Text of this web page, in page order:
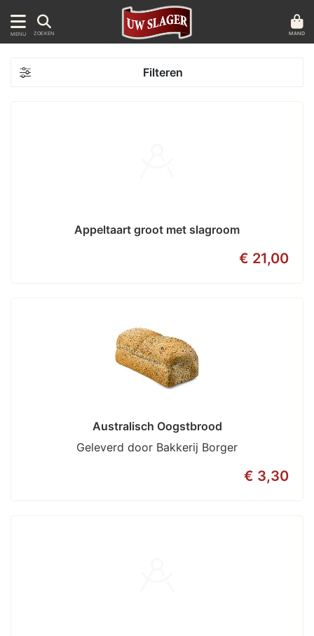
MENU ZOEKEN MAND
Filteren
Appeltaart groot met slagroom
€ 21,00
Australisch Oogstbrood
Geleverd door Bakkerij Borger
€ 3,30